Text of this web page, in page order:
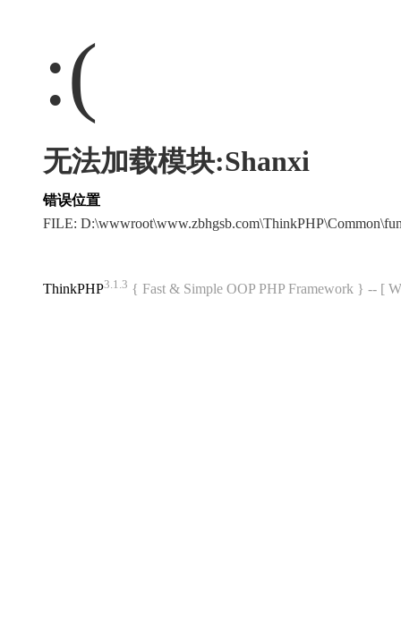
:(
无法加载模块:Shanxi
错误位置
FILE:
ThinkPHP3.1.3 { Fast & Simple OOP PHP Framework } -- [